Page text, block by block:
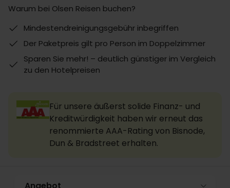
Warum bei Olsen Reisen buchen?
Mindestendreinigungsgebühr inbegriffen
Der Paketpreis gilt pro Person im Doppelzimmer
Sparen Sie mehr! – deutlich günstiger im Vergleich
zu den Hotelpreisen
Für unsere äußerst solide Finanz- und
Kreditwürdigkeit haben wir erneut das
renommierte AAA-Rating von Bisnode,
Dun & Bradstreet erhalten.